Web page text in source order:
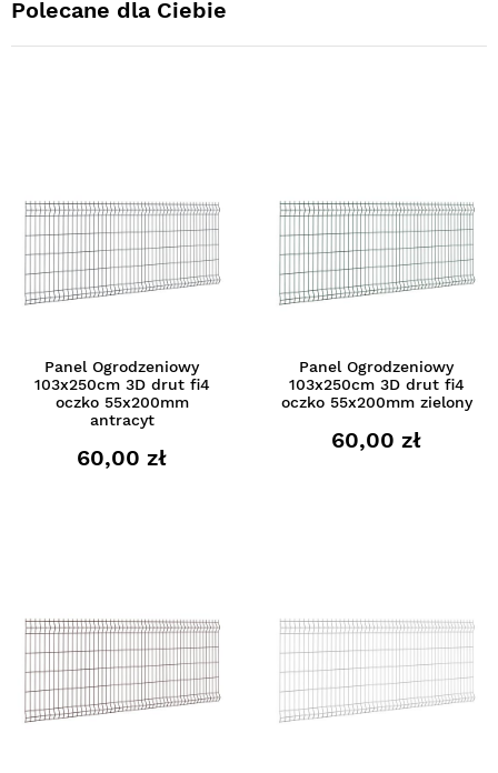
Polecane dla Ciebie
Panel Ogrodzeniowy
103x250cm 3D drut fi4
oczko 55x200mm
antracyt
60,00 zł
Panel Ogrodzeniowy
103x250cm 3D drut fi4
oczko 55x200mm zielony
60,00 zł